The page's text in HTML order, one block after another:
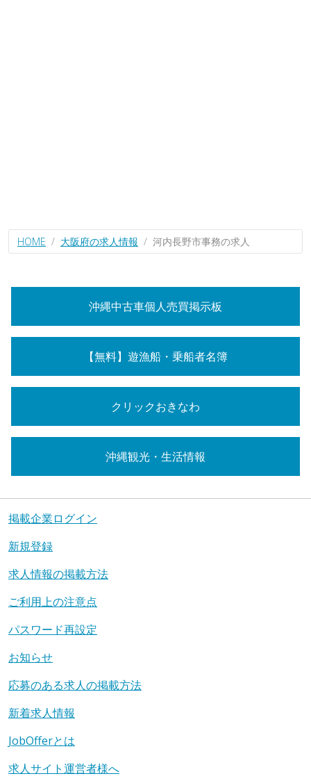
HOME 大阪府の求人情報 河内長野市事務の求人
沖縄中古車個人売買掲示板
【無料】遊漁船・乗船者名簿
クリックおきなわ
沖縄観光・生活情報
掲載企業ログイン
新規登録
求人情報の掲載方法
ご利用上の注意点
パスワード再設定
お知らせ
応募のある求人の掲載方法
新着求人情報
JobOfferとは
求人サイト運営者様へ